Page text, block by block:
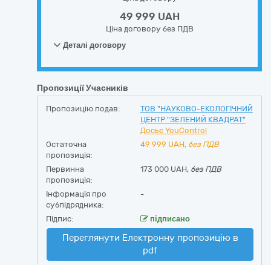
49 999 UAH
Ціна договору без ПДВ
Деталі договору
Пропозиції Учасників
Пропозицію подав:
ТОВ "НАУКОВО-ЕКОЛОГІЧНИЙ
ЦЕНТР "ЗЕЛЕНИЙ КВАДРАТ"
Досьє YouControl
Остаточна
пропозиція:
49 999 UAH, без ПДВ
Первинна
пропозиція:
173 000 UAH, без ПДВ
Інформація про
субпідрядника:
-
Підпис: підписано
Переглянути Електронну пропозицію в
pdf